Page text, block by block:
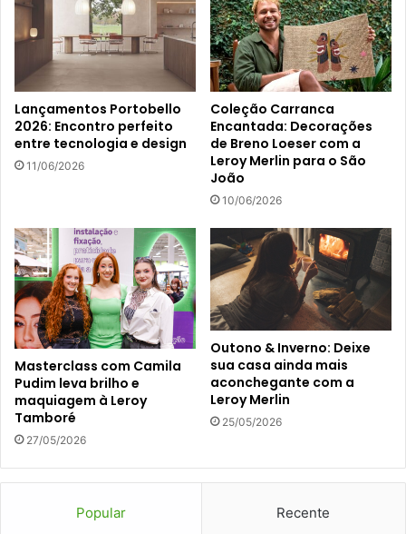
Lançamentos Portobello
2026: Encontro perfeito
entre tecnologia e design
11/06/2026
Coleção Carranca
Encantada: Decorações
de Breno Loeser com a
Leroy Merlin para o São
João
10/06/2026
Masterclass com Camila
Pudim leva brilho e
maquiagem à Leroy
Tamboré
27/05/2026
Outono & Inverno: Deixe
sua casa ainda mais
aconchegante com a
Leroy Merlin
25/05/2026
Popular Recente